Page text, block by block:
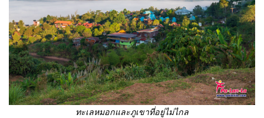
ทะเลหมอกและภูเขาที่อยู่ไม่ไกล